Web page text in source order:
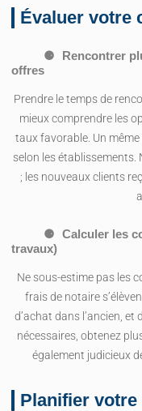
Évaluer votre
Rencontrer
offres
Prendre le temps de
mieux comprendre les
taux favorable. Un
selon les établissements.
; les nouveaux clients
Calculer les
travaux)
Ne sous-estime pas les
frais de notaire
d’achat dans l’ancien, et
nécessaires, obtenez
également judicieux
Planifier